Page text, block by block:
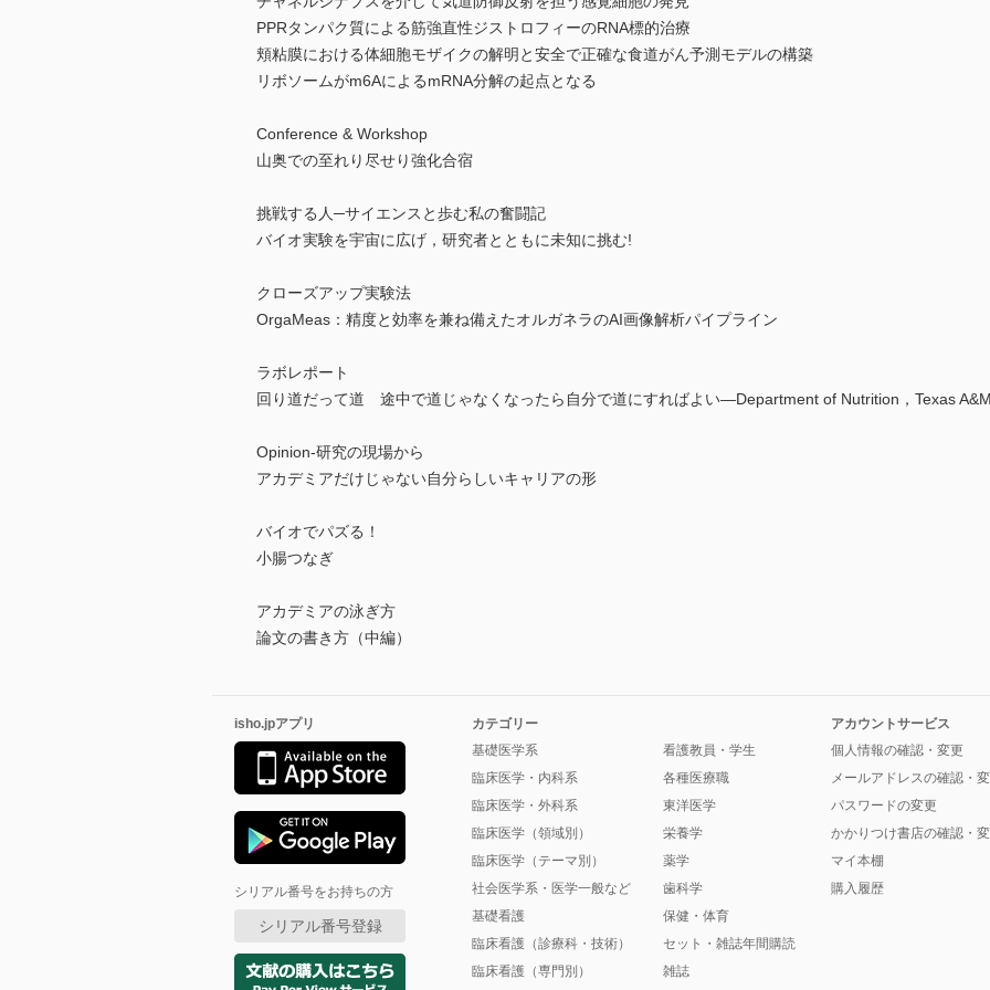
PPRタンパク質による筋強直性ジストロフィーのRNA標的治療
頬粘膜における体細胞モザイクの解明と安全で正確な食道がん予測モデルの構築
リボソームがm6AによるmRNA分解の起点となる
Conference & Workshop
山奥での至れり尽せり強化合宿
挑戦する人─サイエンスと歩む私の奮闘記
バイオ実験を宇宙に広げ，研究者とともに未知に挑む!
クローズアップ実験法
OrgaMeas：精度と効率を兼ね備えたオルガネラのAI画像解析パイプライン
ラボレポート
回り道だって道 途中で道じゃなくなったら自分で道にすればよい―Department of Nutrition，Texas
Opinion-研究の現場から
アカデミアだけじゃない自分らしいキャリアの形
バイオでパズる！
小腸つなぎ
アカデミアの泳ぎ方
論文の書き方（中編）
isho.jpアプリ
シリアル番号をお持ちの方
シリアル番号登録
カテゴリー
基礎医学系
臨床医学・内科系
臨床医学・外科系
臨床医学（領域別）
臨床医学（テーマ別）
社会医学系・医学一般など
基礎看護
臨床看護（診療科・技術）
臨床看護（専門別）
看護教員・学生
各種医療職
東洋医学
栄養学
薬学
歯科学
保健・体育
セット・雑誌年間購読
雑誌
アカウントサービス
個人情報の確認・変更
メールアドレスの確認・
パスワードの変更
かかりつけ書店の確認・
マイ本棚
購入履歴